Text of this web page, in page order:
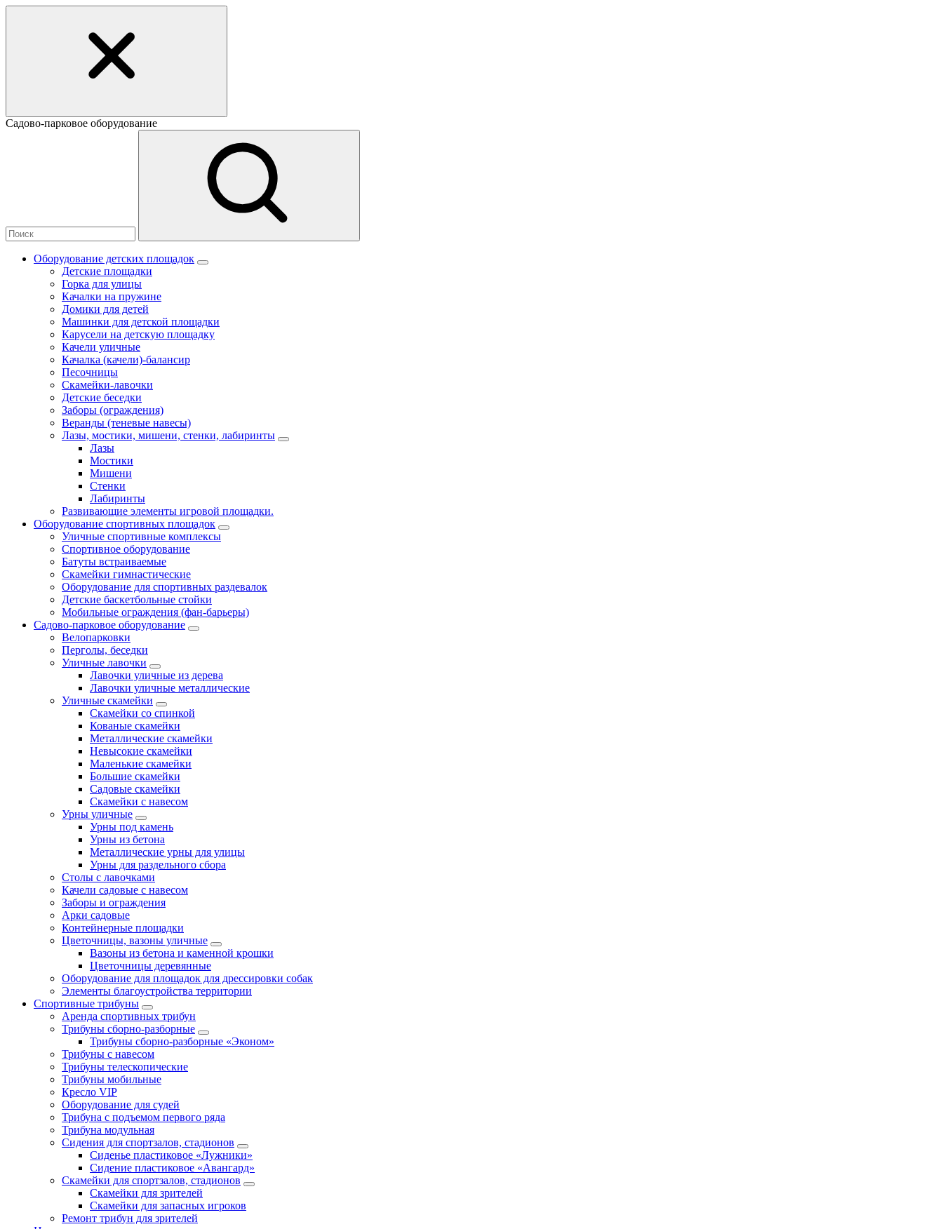
Садово-парковое оборудование
Оборудование детских площадок
Детские площадки
Горка для улицы
Качалки на пружине
Домики для детей
Машинки для детской площадки
Карусели на детскую площадку
Качели уличные
Качалка (качели)-балансир
Песочницы
Скамейки-лавочки
Детские беседки
Заборы (ограждения)
Веранды (теневые навесы)
Лазы, мостики, мишени, стенки, лабиринты
Лазы
Мостики
Мишени
Стенки
Лабиринты
Развивающие элементы игровой площадки.
Оборудование спортивных площадок
Уличные спортивные комплексы
Спортивное оборудование
Батуты встраиваемые
Скамейки гимнастические
Оборудование для спортивных раздевалок
Детские баскетбольные стойки
Мобильные ограждения (фан-барьеры)
Садово-парковое оборудование
Велопарковки
Перголы, беседки
Уличные лавочки
Лавочки уличные из дерева
Лавочки уличные металлические
Уличные скамейки
Скамейки со спинкой
Кованые скамейки
Металлические скамейки
Невысокие скамейки
Маленькие скамейки
Большие скамейки
Садовые скамейки
Скамейки с навесом
Урны уличные
Урны под камень
Урны из бетона
Металлические урны для улицы
Урны для раздельного сбора
Столы с лавочками
Качели садовые с навесом
Заборы и ограждения
Арки садовые
Контейнерные площадки
Цветочницы, вазоны уличные
Вазоны из бетона и каменной крошки
Цветочницы деревянные
Оборудование для площадок для дрессировки собак
Элементы благоустройства территории
Спортивные трибуны
Аренда спортивных трибун
Трибуны сборно-разборные
Трибуны сборно-разборные «Эконом»
Трибуны с навесом
Трибуны телескопические
Трибуны мобильные
Кресло VIP
Оборудование для судей
Трибуна с подъемом первого ряда
Трибуна модульная
Сидения для спортзалов, стадионов
Сиденье пластиковое «Лужники»
Сидение пластиковое «Авангард»
Скамейки для спортзалов, стадионов
Скамейки для зрителей
Скамейки для запасных игроков
Ремонт трибун для зрителей